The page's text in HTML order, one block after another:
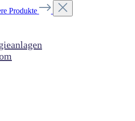
Produkte